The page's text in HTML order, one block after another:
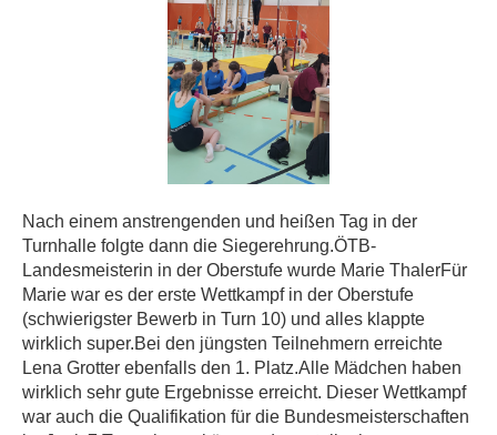
Nach einem anstrengenden und heißen Tag in der
Turnhalle folgte dann die Siegerehrung.ÖTB-
Landesmeisterin in der Oberstufe wurde Marie ThalerFür
Marie war es der erste Wettkampf in der Oberstufe
(schwierigster Bewerb in Turn 10) und alles klappte
wirklich super.Bei den jüngsten Teilnehmern erreichte
Lena Grotter ebenfalls den 1. Platz.Alle Mädchen haben
wirklich sehr gute Ergebnisse erreicht. Dieser Wettkampf
war auch die Qualifikation für die Bundesmeisterschaften